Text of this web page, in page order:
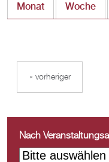
Monat Woche
« vorheriger
Nach